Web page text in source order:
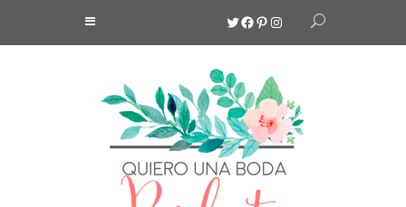
Twitter
Facebook
Pinterest
Instagram